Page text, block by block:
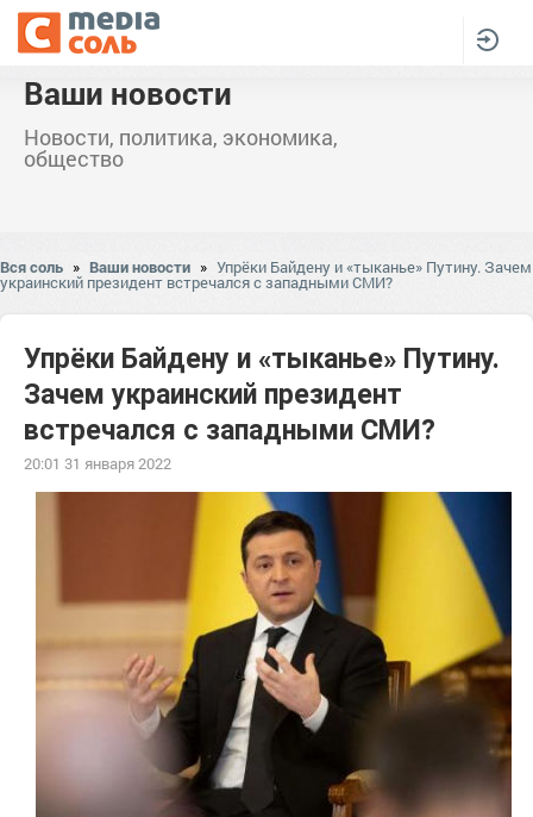
Ваши новости
Новости, политика, экономика,
общество
Вся соль » Ваши новости » Упрёки Байдену и «тыканье» Путину. Зачем
украинский президент встречался с западными СМИ?
Упрёки Байдену и «тыканье» Путину.
Зачем украинский президент
встречался с западными СМИ?
20:01 31 января 2022